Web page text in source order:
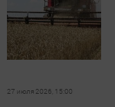
27 июля 2026, 15:00